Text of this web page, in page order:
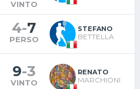
VINTO
4-7
PERSO
STEFANO
BETTELLA
9-3
VINTO
RENATO
MARCHIONI